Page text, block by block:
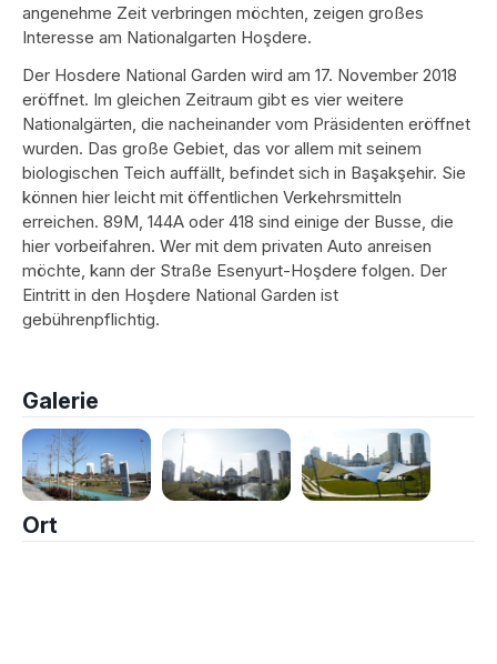
angenehme Zeit verbringen möchten, zeigen großes
Interesse am Nationalgarten Hoşdere.
Der Hosdere National Garden wird am 17. November 2018
eröffnet. Im gleichen Zeitraum gibt es vier weitere
Nationalgärten, die nacheinander vom Präsidenten eröffnet
wurden. Das große Gebiet, das vor allem mit seinem
biologischen Teich auffällt, befindet sich in Başakşehir. Sie
können hier leicht mit öffentlichen Verkehrsmitteln
erreichen. 89M, 144A oder 418 sind einige der Busse, die
hier vorbeifahren. Wer mit dem privaten Auto anreisen
möchte, kann der Straße Esenyurt-Hoşdere folgen. Der
Eintritt in den Hoşdere National Garden ist
gebührenpflichtig.
Galerie
Ort